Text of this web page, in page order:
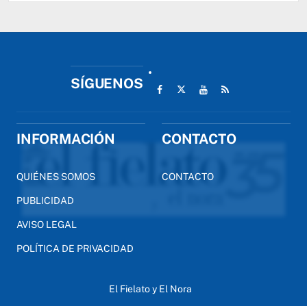
SÍGUENOS
INFORMACIÓN
QUIÉNES SOMOS
PUBLICIDAD
AVISO LEGAL
POLÍTICA DE PRIVACIDAD
CONTACTO
CONTACTO
El Fielato y El Nora